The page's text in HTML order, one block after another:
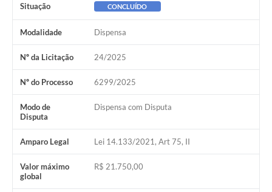
Situação CONCLUÍDO
Modalidade Dispensa
Nº da Licitação 24/2025
Nº do Processo 6299/2025
Modo de
Disputa
Dispensa com Disputa
Amparo Legal Lei 14.133/2021, Art 75, II
Valor máximo
global
R$ 21.750,00